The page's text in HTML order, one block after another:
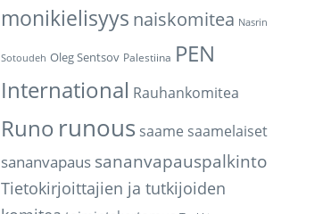
monikielisyys naiskomitea Nasrin
Sotoudeh Oleg Sentsov Palestiina PEN
International Rauhankomitea
Runo runous saame saamelaiset
sananvapaus sananvapauspalkinto
Tietokirjoittajien ja tutkijoiden